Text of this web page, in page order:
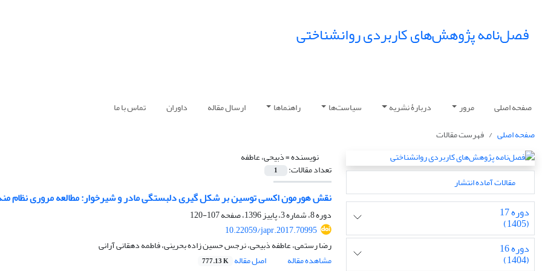
فصل‌نامه پژوهش‌های کاربردی روانشناختی
صفحه اصلی مرور دربارۀ نشریه سیاست‌ها راهنماها ارسال مقاله داوران
تماس با ما
صفحه اصلی
فهرست مقالات
مقالات آماده انتشار
دوره 17
(1405)
دوره 16
(1404)
نویسنده =ذبیحی، عاطفه
تعداد مقالات: 1
نقش هورمون اکسی توسین بر شکل گیری دلبستگی مادر و شیرخوار: مطالعه مروری نظام
دوره 8، شماره 3، پاییز 1396، صفحه
107-120
10.22059/japr.2017.70995
رضا رستمی، عاطفه ذبیحی، نرجس حسین زاده بحرینی، فاطمه دهقانی آرانی
مشاهده مقاله
اصل مقاله 777.13 K